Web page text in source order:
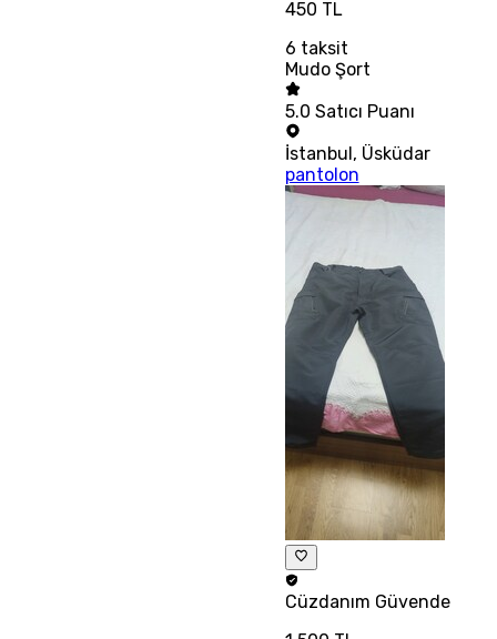
450 TL
6 taksit
Mudo Şort
5.0 Satıcı Puanı
İstanbul , Üsküdar
pantolon
Cüzdanım Güvende